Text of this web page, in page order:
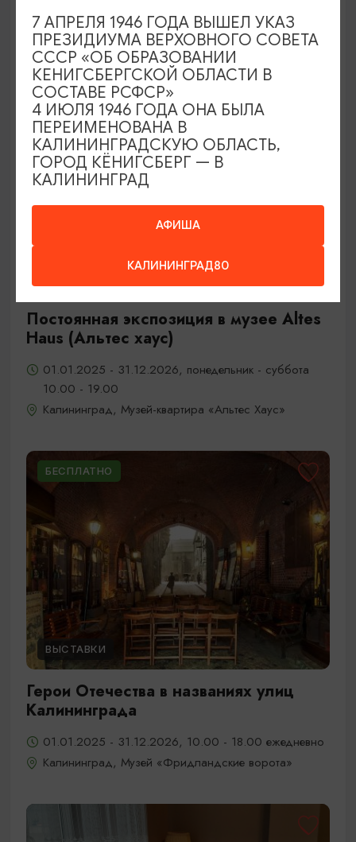
(касса – до 17.00)
Нестеров, Литературный музей в п. Чистые пруды
ОТ 1200₽
Постоянная экспозиция в музее Altes
Haus (Альтес хаус)
01.01.2025 - 31.12.2026, понедельник - суббота
10.00 - 19.00
Калининград, Музей-квартира «Альтес Хаус»
БЕСПЛАТНО
ВЫСТАВКИ
Герои Отечества в названиях улиц
Калининграда
01.01.2025 - 31.12.2026, 10.00 - 18.00 ежедневно
Калининград, Музей «Фридландские ворота»
АФИША
КАЛИНИНГРАД80
7 АПРЕЛЯ 1946 ГОДА ВЫШЕЛ УКАЗ
ПРЕЗИДИУМА ВЕРХОВНОГО СОВЕТА
СССР «ОБ ОБРАЗОВАНИИ
КЕНИГСБЕРГСКОЙ ОБЛАСТИ В
СОСТАВЕ РСФСР»
4 ИЮЛЯ 1946 ГОДА ОНА БЫЛА
ПЕРЕИМЕНОВАНА В
КАЛИНИНГРАДСКУЮ ОБЛАСТЬ,
ГОРОД КЁНИГСБЕРГ — В
КАЛИНИНГРАД